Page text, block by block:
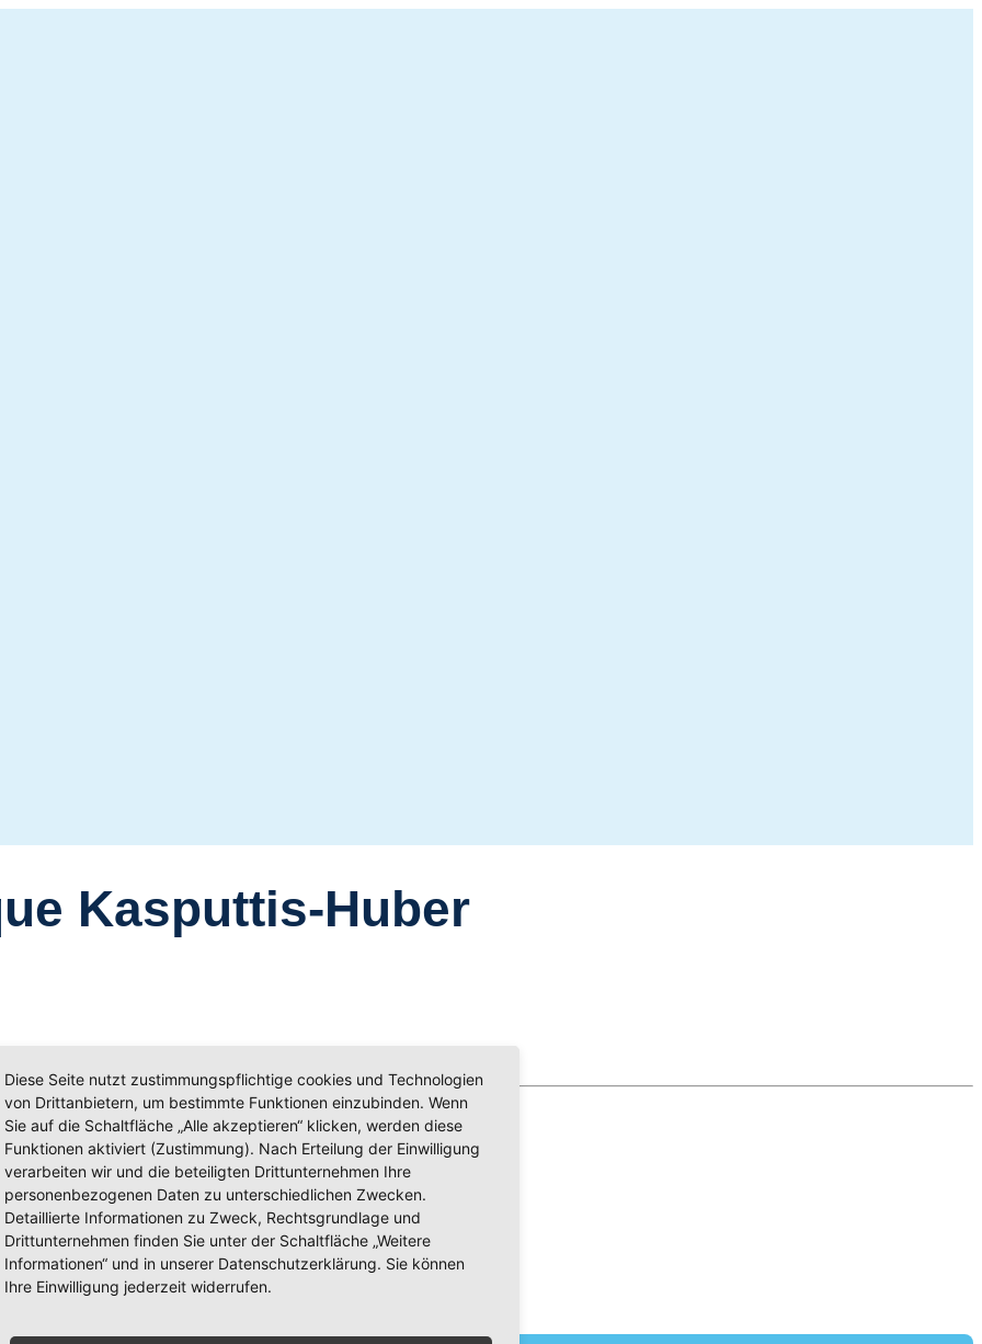
Kasputtis-Huber
großes Dankeschön! 🙏
10 Jahren ist die Elisa-Schule aus…
Diese Seite nutzt zustimmungspflichtige cookies und Technologien
von Drittanbietern, um bestimmte Funktionen einzubinden. Wenn
Sie auf die Schaltfläche „Alle akzeptieren“ klicken, werden diese
Funktionen aktiviert (Zustimmung). Nach Erteilung der Einwilligung
verarbeiten wir und die beteiligten Drittunternehmen Ihre
personenbezogenen Daten zu unterschiedlichen Zwecken.
Detaillierte Informationen zu Zweck, Rechtsgrundlage und
Drittunternehmen finden Sie unter der Schaltfläche „Weitere
Informationen“ und in unserer Datenschutzerklärung. Sie können
Ihre Einwilligung jederzeit widerrufen.